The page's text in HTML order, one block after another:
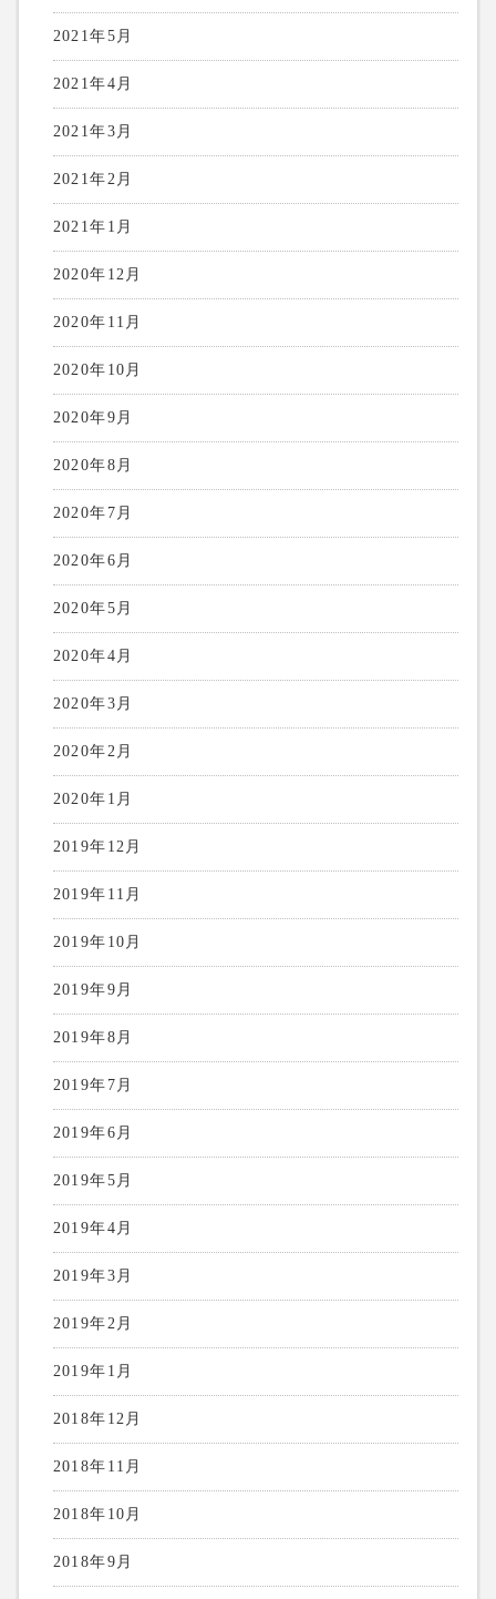
2021年5月
2021年4月
2021年3月
2021年2月
2021年1月
2020年12月
2020年11月
2020年10月
2020年9月
2020年8月
2020年7月
2020年6月
2020年5月
2020年4月
2020年3月
2020年2月
2020年1月
2019年12月
2019年11月
2019年10月
2019年9月
2019年8月
2019年7月
2019年6月
2019年5月
2019年4月
2019年3月
2019年2月
2019年1月
2018年12月
2018年11月
2018年10月
2018年9月